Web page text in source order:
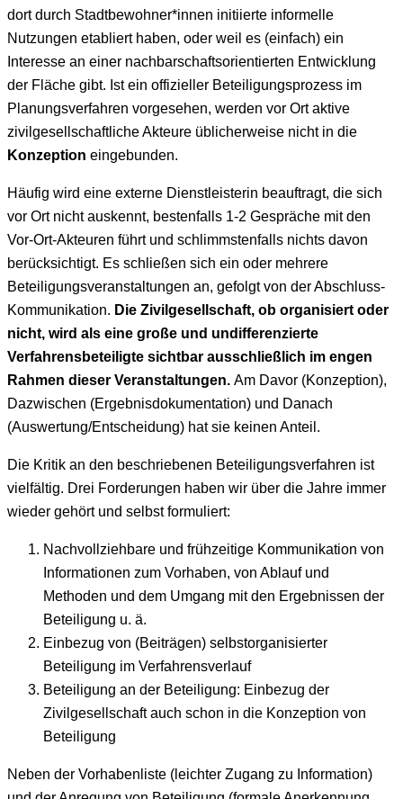
dort durch Stadtbewohner*innen initiierte informelle
Nutzungen etabliert haben, oder weil es (einfach) ein
Interesse an einer nachbarschaftsorientierten Entwicklung
der Fläche gibt. Ist ein offizieller Beteiligungsprozess im
Planungsverfahren vorgesehen, werden vor Ort aktive
zivilgesellschaftliche Akteure üblicherweise nicht in die
Konzeption eingebunden.
Häufig wird eine externe Dienstleisterin beauftragt, die sich
vor Ort nicht auskennt, bestenfalls 1-2 Gespräche mit den
Vor-Ort-Akteuren führt und schlimmstenfalls nichts davon
berücksichtigt. Es schließen sich ein oder mehrere
Beteiligungsveranstaltungen an, gefolgt von der Abschluss-
Kommunikation. Die Zivilgesellschaft, ob organisiert oder
nicht, wird als eine große und undifferenzierte
Verfahrensbeteiligte sichtbar ausschließlich im engen
Rahmen dieser Veranstaltungen. Am Davor (Konzeption),
Dazwischen (Ergebnisdokumentation) und Danach
(Auswertung/Entscheidung) hat sie keinen Anteil.
Die Kritik an den beschriebenen Beteiligungsverfahren ist
vielfältig. Drei Forderungen haben wir über die Jahre immer
wieder gehört und selbst formuliert:
Nachvollziehbare und frühzeitige Kommunikation von
Informationen zum Vorhaben, von Ablauf und
Methoden und dem Umgang mit den Ergebnissen der
Beteiligung u. ä.
Einbezug von (Beiträgen) selbstorganisierter
Beteiligung im Verfahrensverlauf
Beteiligung an der Beteiligung: Einbezug der
Zivilgesellschaft auch schon in die Konzeption von
Beteiligung
Neben der Vorhabenliste (leichter Zugang zu Information)